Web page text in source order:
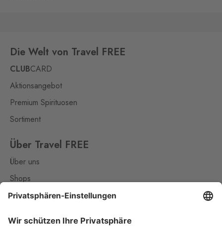
Die Welt von Travel FREE
CLUBCARD
Aktionsangebot
Premium Spirituosen
Sortiment
Über Travel FREE
Über uns
Shops
Kontakt
Nützliches